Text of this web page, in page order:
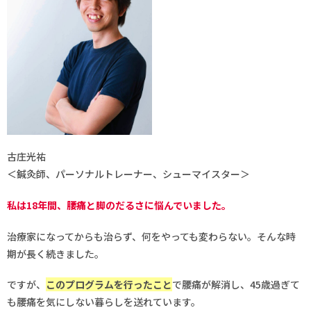
古庄光祐
＜鍼灸師、パーソナルトレーナー、シューマイスター＞
私は18年間、腰痛と脚のだるさに悩んでいました。
治療家になってからも治らず、何をやっても変わらない。そんな時
期が長く続きました。
ですが、 このプログラムを行ったことで腰痛が解消し、45歳過ぎて
も腰痛を気にしない暮らしを送れています。